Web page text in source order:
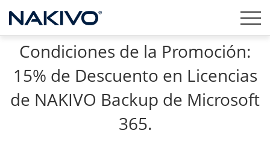
Condiciones de la Promoción:
15% de Descuento en Licencias
de NAKIVO Backup de Microsoft
365.